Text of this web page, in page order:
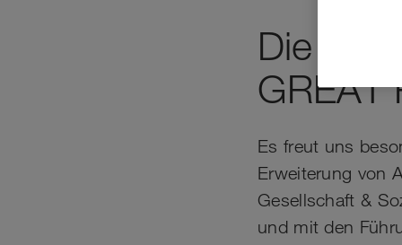
Die
GREAT
Es freut uns
Erweiterung von
Gesellschaft &
und mit den